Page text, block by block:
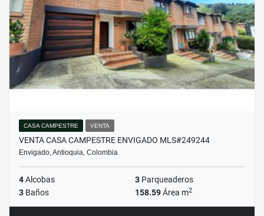
CASA CAMPESTRE VENTA
VENTA CASA CAMPESTRE ENVIGADO MLS#249244
Envigado, Antioquia, Colombia
4Alcobas 3 Parqueaderos
3 Baños 158.59Área m2